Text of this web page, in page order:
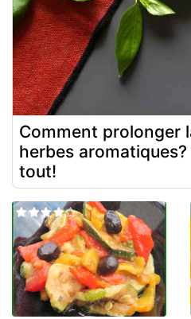
Comment prolonger
herbes
tout!